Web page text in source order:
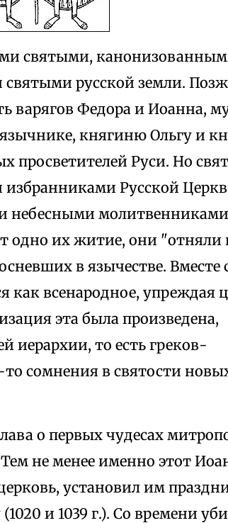
святыми,
русской земли.
варягов Федора и Иоанна,
княгиню Ольгу и
просветителей Руси. Но
Русской
небесными
одно их житие, они
в язычестве. Вместе
как всенародное, упреждая
эта была произведена,
иерархии, то есть греков-
сомнения в святости
о первых чудесах
не менее именно этот
установил им
и 1039 г.). Со времени